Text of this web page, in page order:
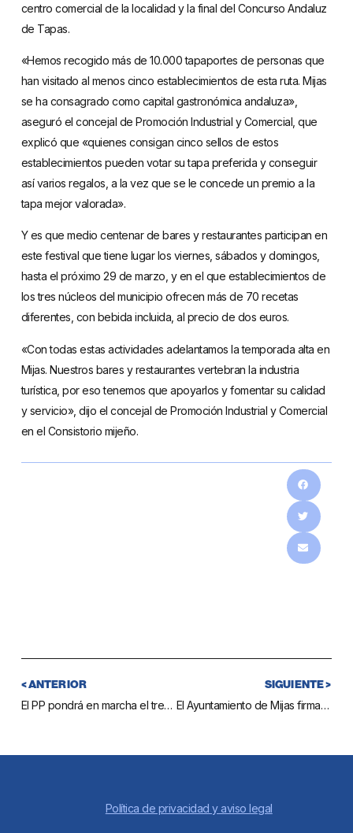
centro comercial de la localidad y la final del Concurso Andaluz
de Tapas.
«Hemos recogido más de 10.000 tapaportes de personas que
han visitado al menos cinco establecimientos de esta ruta. Mijas
se ha consagrado como capital gastronómica andaluza»,
aseguró el concejal de Promoción Industrial y Comercial, que
explicó que «quienes consigan cinco sellos de estos
establecimientos pueden votar su tapa preferida y conseguir
así varios regalos, a la vez que se le concede un premio a la
tapa mejor valorada».
Y es que medio centenar de bares y restaurantes participan en
este festival que tiene lugar los viernes, sábados y domingos,
hasta el próximo 29 de marzo, y en el que establecimientos de
los tres núcleos del municipio ofrecen más de 70 recetas
diferentes, con bebida incluida, al precio de dos euros.
«Con todas estas actividades adelantamos la temporada alta en
Mijas. Nuestros bares y restaurantes vertebran la industria
turística, por eso tenemos que apoyarlos y fomentar su calidad
y servicio», dijo el concejal de Promoción Industrial y Comercial
en el Consistorio mijeño.
< ANTERIOR
El PP pondrá en marcha el tren litoral con la solución que beneficie a más ciudadanos
SIGUIENTE >
El Ayuntamiento de Mijas firma un acuerdo con farmacéuticos locales para recoger las jeringuillas de los diabéticos insulino-dependientes
Política de privacidad y aviso legal